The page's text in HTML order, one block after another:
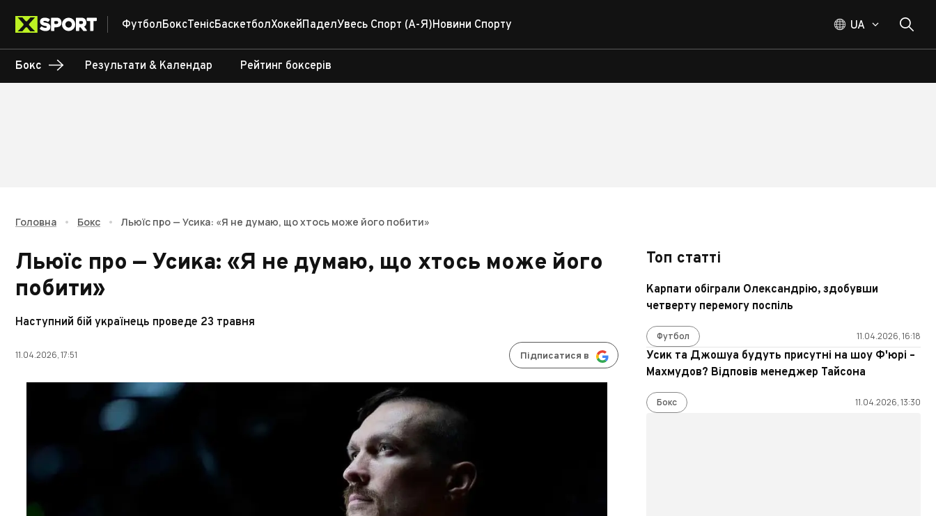
ФутболБоксТенісБаскетболХокейПаделУвесь Спорт (А-Я)Новини Спорту UA
Бокс Результати & Календар Рейтинг боксерів
Головна • Бокс • Льюїс про — Усика: «Я не думаю, що хтось може його побити»
Льюїс про — Усика: «Я не думаю, що хтось може його
побити»
Наступний бій українець проведе 23 травня
11.04.2026, 17:51 Підписатися в
Топ статті
Карпати обіграли Олександрію, здобувши
четверту перемогу поспіль
Футбол 11.04.2026, 16:18
Усик та Джошуа будуть присутні на шоу Ф'юрі –
Махмудов? Відповів менеджер Тайсона
Бокс 11.04.2026, 13:30